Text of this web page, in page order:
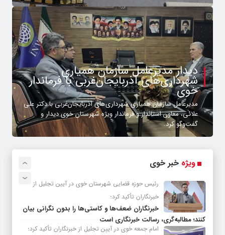
دیدار مدیرعامل سازمان همیاری
شهرداری‌های آذربایجان‌غربی با فرماندار
خوی
مدیرعامل سازمان همیاری شهرداری‌های آذربایجان‌غربی با دکتر علی
علائی، معاون استاندار و فرماندار ویژه شهرستان خوی دیدار و
گفت‌وگو کرد.
ویژه خبر خوی
رئیس حوزه قضایی شهرستان خوی در آیین تجلیل از
خبرنگاران تأکید کرد؛
خبرنگاران ضعف‌ها و کاستی‌ها را بدون نگرانی بیان
کنند؛ مطالبه‌گری، رسالت خبرنگاری است
امام جمعه خوی در آیین تجلیل از خبرنگاران تأکید کرد؛
‹
›